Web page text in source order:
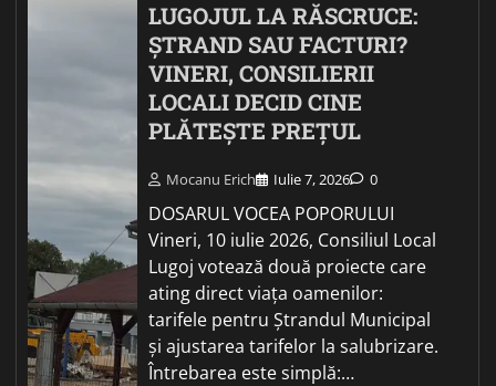
LUGOJUL LA RĂSCRUCE:
ȘTRAND SAU FACTURI?
VINERI, CONSILIERII
LOCALI DECID CINE
PLĂTEȘTE PREȚUL
Mocanu Erich Iulie 7, 2026 0
DOSARUL VOCEA POPORULUI
Vineri, 10 iulie 2026, Consiliul Local
Lugoj votează două proiecte care
ating direct viața oamenilor:
tarifele pentru Ștrandul Municipal
și ajustarea tarifelor la salubrizare.
Întrebarea este simplă:…